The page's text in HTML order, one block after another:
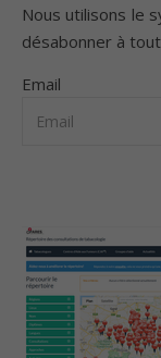
Nous utilisons le
désabonner à
Email